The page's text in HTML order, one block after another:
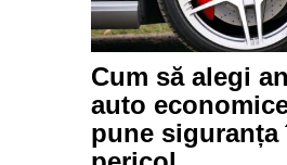
Cum să alegi
auto
pune siguranța